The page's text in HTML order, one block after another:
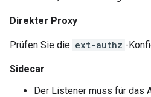
Direkter Proxy
Prüfen Sie die ext-authz -
Sidecar
Der Listener muss für das